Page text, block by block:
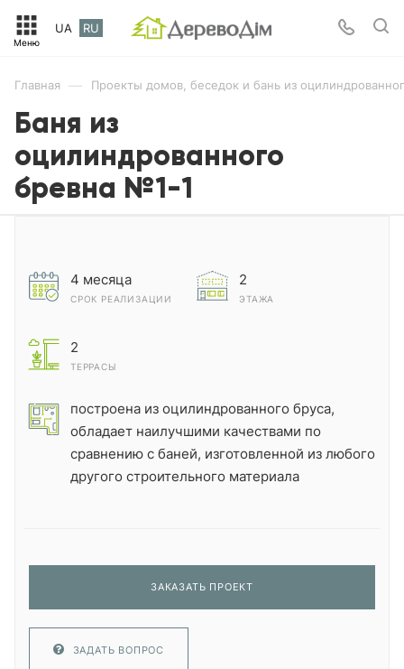
UA RU
Главная — Проекты домов, беседок и бань из
Баня из
оцилиндрованного
бревна №1-1
4 месяца
СРОК РЕАЛИЗАЦИИ
2
ЭТАЖА
2
ТЕРРАСЫ
построена из оцилиндрованного бруса,
обладает наилучшими качествами по
сравнению с баней, изготовленной из любого
другого строительного материала
ЗАКАЗАТЬ ПРОЕКТ
ЗАДАТЬ ВОПРОС